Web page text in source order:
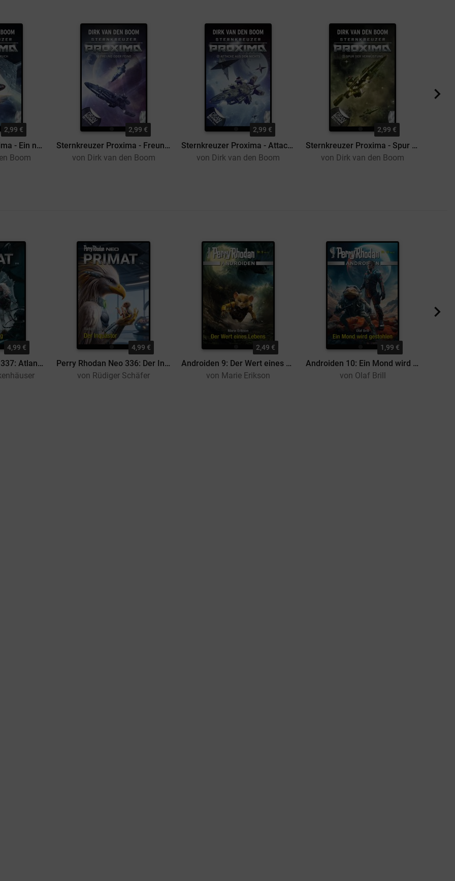
2,99 €
Sternkreuzer Proxima - Ein neuer Aufbruch
Boom
2,99 €
Sternkreuzer Proxima - Freund oder Feind?
von Dirk van den Boom
2,99 €
Sternkreuzer Proxima - Attacke aus dem Nichts
von Dirk van den Boom
2,99 €
Sternkreuzer Proxima - Spur der Verwüstung
von Dirk van den Boom
4,99 €
Perry Rhodan Neo 337: Atlans Schachzug
4,99 €
Perry Rhodan Neo 336: Der Inquästor
von Rüdiger Schäfer
2,49 €
Androiden 9: Der Wert eines Lebens
von Marie Erikson
1,99 €
Androiden 10: Ein Mond wird gestohlen
von Olaf Brill